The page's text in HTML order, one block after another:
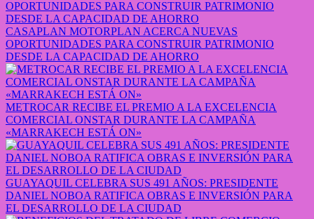
CASAPLAN MOTORPLAN ACERCA NUEVAS
OPORTUNIDADES PARA CONSTRUIR PATRIMONIO
DESDE LA CAPACIDAD DE AHORRO
METROCAR RECIBE EL PREMIO A LA EXCELENCIA
COMERCIAL ONSTAR DURANTE LA CAMPAÑA
«MARRAKECH ESTÁ ON»
GUAYAQUIL CELEBRA SUS 491 AÑOS: PRESIDENTE
DANIEL NOBOA RATIFICA OBRAS E INVERSIÓN PARA
EL DESARROLLO DE LA CIUDAD